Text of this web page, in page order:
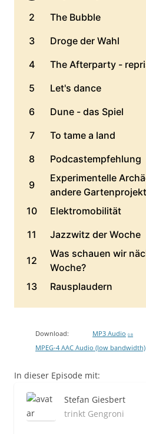
Download: MP3 Audio 0 B
MPEG-4 AAC Audio (low bandwidth)
In dieser Episode mit:
Stefan Giesbert
trinkt Gengroni